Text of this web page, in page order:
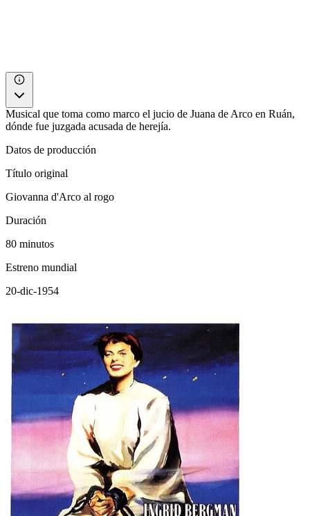
Musical que toma como marco el jucio de Juana de Arco en Ruán,
dónde fue juzgada acusada de herejía.
Datos de producción
Título original
Giovanna d'Arco al rogo
Duración
80 minutos
Estreno mundial
20-dic-1954